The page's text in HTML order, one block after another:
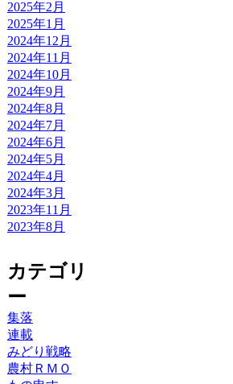
2025年2月
2025年1月
2024年12月
2024年11月
2024年10月
2024年9月
2024年8月
2024年7月
2024年6月
2024年5月
2024年4月
2024年3月
2023年11月
2023年8月
カテゴリ
ー
集落
連載
みどり戦略
農村ＲＭＯ